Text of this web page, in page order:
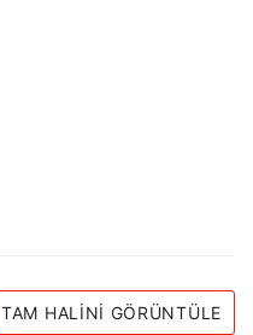
TAM HALINI GÖRÜNTÜLE